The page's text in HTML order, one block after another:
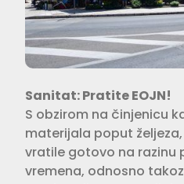
Sanitat: Pratite EOJN!
S obzirom na činjenicu
materijala poput
vratile gotovo na razinu
vremena, odnosno